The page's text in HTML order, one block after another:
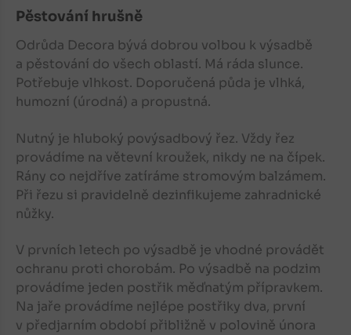
Pěstování hrušně
Odrůda Decora bývá dobrou volbou k výsadbě
a pěstování do všech oblastí. Má ráda slunce.
Potřebuje vlhkost. Doporučená půda je vlhká,
humozní (úrodná) a propustná.
Nutný je hluboký povýsadbový řez. Vždy řez
provádíme na větevní kroužek, nikdy ne na čípek.
Rány co nejdříve zatíráme stromovým balzámem.
Při řezu si pravidelně dezinfikujeme zahradnické
nůžky.
V prvních letech po výsadbě je vhodné provádět
ochranu proti chorobám. Po výsadbě na podzim
provádíme jeden postřik měďnatým přípravkem.
Na jaře provádíme nejlépe postřiky dva, první
v předjarním období přibližně v polovině února